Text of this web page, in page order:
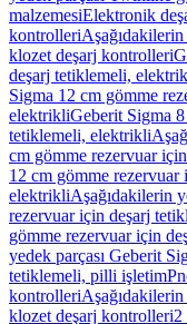
malzemesiElektronik
kontrolleri
klozet deşarj kontrolleri
deşarj tetiklemeli,
Sigma 12 cm gömme
elektrikliGeberit Sigma
tetiklemeli, elektrikli
cm gömme rezervuar
12 cm gömme
elektrikliAşağıdakilerin
rezervuar için deşarj
gömme rezervuar için
yedek parçası Geberit
tetiklemeli, pilli işletim
kontrolleri
klozet deşarj kontrolleri2